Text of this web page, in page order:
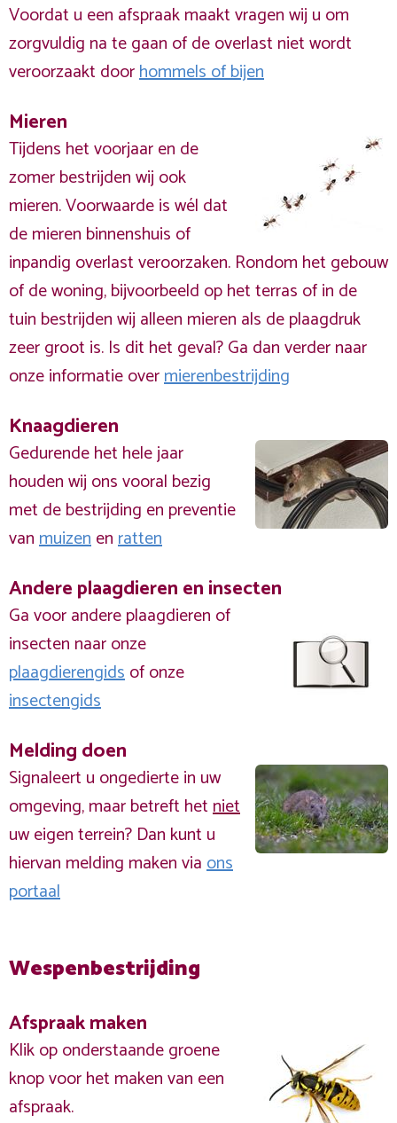
Voordat u een afspraak maakt vragen wij u om
zorgvuldig na te gaan of de overlast niet wordt
veroorzaakt doorhommels of bijen
Mieren
Tijdens het voorjaar en de
zomer bestrijden wij ook
mieren. Voorwaarde is wél dat
de mieren binnenshuis of
inpandig overlast veroorzaken. Rondom het gebouw
of de woning, bijvoorbeeld op het terras of in de
tuin bestrijden wij alleen mieren als de plaagdruk
zeer groot is. Is dit het geval? Ga dan verder naar
onze informatie overmierenbestrijding
Knaagdieren
Gedurende het hele jaar
houden wij ons vooral bezig
met de bestrijding en preventie
vanmuizenenratten
Andere plaagdieren en insecten
Ga voor andere plaagdieren of
insecten naar onze
plaagdierengidsof onze
insectengids
Melding doen
Signaleert u ongedierte in uw
omgeving, maar betreft hetniet
uw eigen terrein? Dan kunt u
hiervan melding maken viaons
portaal
Wespenbestrijding
Afspraak maken
Klik op onderstaande groene
knop voor het maken van een
afspraak.